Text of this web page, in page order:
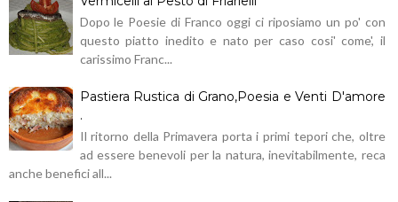
Dopo le Poesie di Franco oggi ci riposiamo un po' con
questo piatto inedito e nato per caso cosi' come', il
carissimo Franc...
Pastiera Rustica di Grano,Poesia e Venti D'amore
.
Il ritorno della Primavera porta i primi tepori che, oltre
ad essere benevoli per la natura, inevitabilmente, reca
anche benefici all...